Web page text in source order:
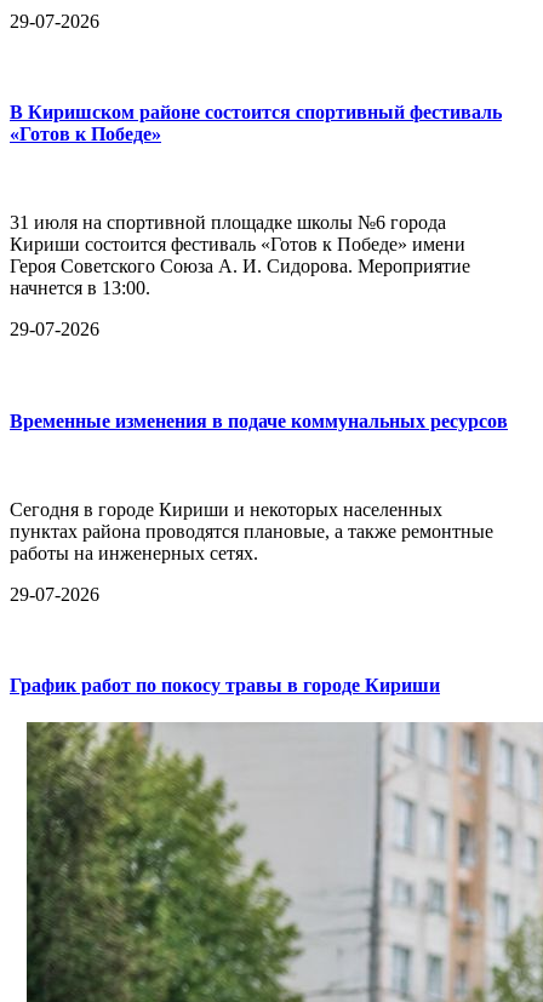
29-07-2026
В Киришском районе состоится спортивный фестиваль
«Готов к Победе»
31 июля на спортивной площадке школы №6 города
Кириши состоится фестиваль «Готов к Победе» имени
Героя Советского Союза А. И. Сидорова. Мероприятие
начнется в 13:00.
29-07-2026
Временные изменения в подаче коммунальных ресурсов
Сегодня в городе Кириши и некоторых населенных
пунктах района проводятся плановые, а также ремонтные
работы на инженерных сетях.
29-07-2026
График работ по покосу травы в городе Кириши